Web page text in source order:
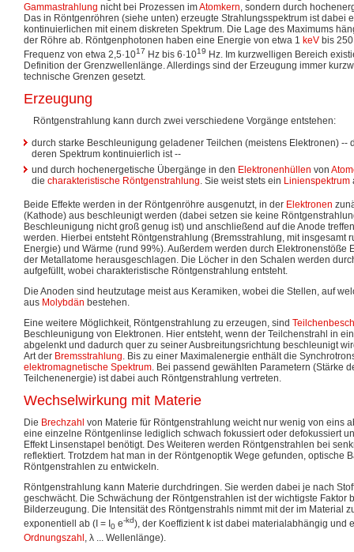
Gammastrahlung nicht bei Prozessen imAtomkern, sondern durch
Das in Röntgenröhren (siehe unten) erzeugte Strahlungsspektrum ist dabei
kontinuierlichen mit einem diskreten Spektrum. Die Lage des Maximums
der Röhre ab. Röntgenphotonen haben eine Energie von etwa 1 keV bis
Frequenz von etwa 2,5·1017 Hz bis 6·1019 Hz. Im kurzwelligen Bereich
Definition der Grenzwellenlänge. Allerdings sind der Erzeugung immer
technische Grenzen gesetzt.
Erzeugung
Röntgenstrahlung kann durch zwei verschiedene Vorgänge entstehen:
durch starke Beschleunigung geladener Teilchen (meistens Elektronen) --
deren Spektrum kontinuierlich ist --
und durch hochenergetische Übergänge in den Elektronenhüllen von
die charakteristische Röntgenstrahlung. Sie weist stets ein Linienspektrum
Beide Effekte werden in der Röntgenröhre ausgenutzt, in der Elektronen
(Kathode) aus beschleunigt werden (dabei setzen sie keine
Beschleunigung nicht groß genug ist) und anschließend auf die Anode
werden. Hierbei entsteht Röntgenstrahlung (Bremsstrahlung, mit insgesamt
Energie) und Wärme (rund 99%). Außerdem werden durch Elektronenstöße
der Metallatome herausgeschlagen. Die Löcher in den Schalen werden
aufgefüllt, wobei charakteristische Röntgenstrahlung entsteht.
Die Anoden sind heutzutage meist aus Keramiken, wobei die Stellen, auf
aus Molybdän bestehen.
Eine weitere Möglichkeit, Röntgenstrahlung zu erzeugen, sind
Beschleunigung von Elektronen. Hier entsteht, wenn der Teilchenstrahl in
abgelenkt und dadurch quer zu seiner Ausbreitungsrichtung beschleunigt
Art der Bremsstrahlung. Bis zu einer Maximalenergie enthält die
elektromagnetische Spektrum. Bei passend gewählten Parametern (Stärke
Teilchenenergie) ist dabei auch Röntgenstrahlung vertreten.
Wechselwirkung mit Materie
Die Brechzahl von Materie für Röntgenstrahlung weicht nur wenig von eins
eine einzelne Röntgenlinse lediglich schwach fokussiert oder defokussiert
Effekt Linsenstapel benötigt. Des Weiteren werden Röntgenstrahlen bei
reflektiert. Trotzdem hat man in der Röntgenoptik Wege gefunden, optische
Röntgenstrahlen zu entwickeln.
Röntgenstrahlung kann Materie durchdringen. Sie werden dabei je nach
geschwächt. Die Schwächung der Röntgenstrahlen ist der wichtigste Faktor
Bilderzeugung. Die Intensität des Röntgenstrahls nimmt mit der im Material
exponentiell ab (I = I 0 e-kd), der Koeffizient k ist dabei materialabhängig und
Ordnungszahl , λ ... Wellenlänge).